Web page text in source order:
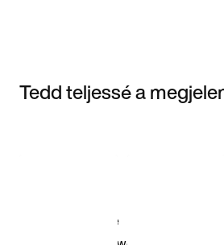
Tedd teljessé a